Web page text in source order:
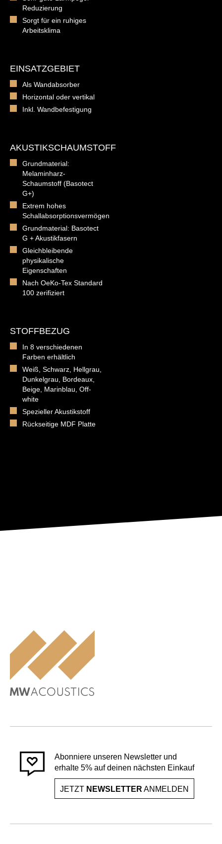
Reduzierung
Sorgt für ein ruhiges
Arbeitsklima
EINSATZGEBIET
Als Wandabsorber
Horizontal oder vertikal
Inkl. Wandbefestigung
AKUSTIKSCHAUMSTOFF
Grundmaterial:
Melaminharz-
Schaumstoff (Basotect
G+)
Extrem hohes
Schallabsorptionsvermögen
Grundmaterial: Basotect
G + Akustikfasern
Gleichbleibende
physikalische
Eigenschaften
Nach OeKo-Tex Standard
100 zerifiziert
STOFFBEZUG
In 8 verschiedenen
Farben erhältlich
Weiß, Schwarz, Hellgrau,
Dunkelgrau, Bordeaux,
Beige, Marinblau, Off-
white
Spezieller Akustikstoff
Rückseitige MDF Platte
Abonniere unseren Newsletter und
erhalte 5% auf deinen nächsten Einkauf
JETZT NEWSLETTER ANMELDEN